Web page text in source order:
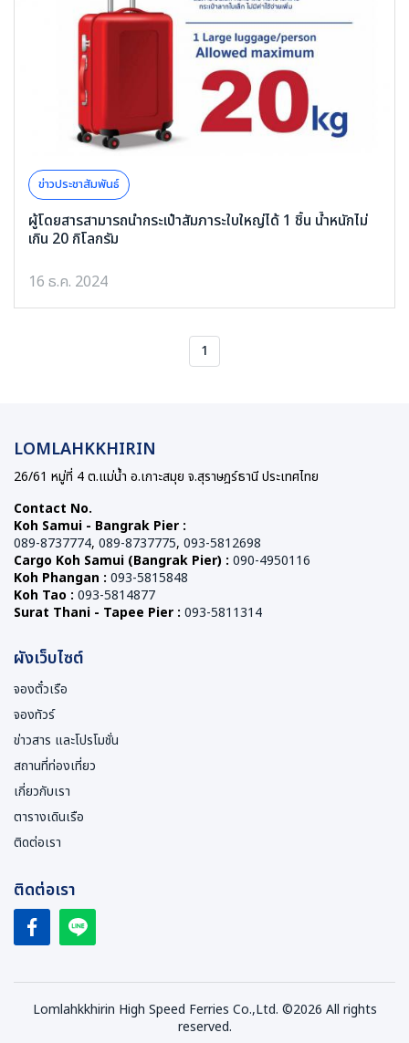
ข่าวประชาสัมพันธ์
ผู้โดยสารสามารถนำกระเป๋าสัมภาระใบใหญ่ได้ 1 ชิ้น น้ำหนักไม่
เกิน 20 กิโลกรัม
16 ธ.ค. 2024
1
LOMLAHKKHIRIN
26/61 หมู่ที่ 4 ต.แม่น้ำ อ.เกาะสมุย จ.สุราษฎร์ธานี ประเทศไทย
Contact No.
Koh Samui - Bangrak Pier :
089-8737774, 089-8737775, 093-5812698
Cargo Koh Samui (Bangrak Pier) : 090-4950116
Koh Phangan : 093-5815848
Koh Tao : 093-5814877
Surat Thani - Tapee Pier : 093-5811314
ผังเว็บไซต์
จองตั๋วเรือ
จองทัวร์
ข่าวสาร และโปรโมชั่น
สถานที่ท่องเที่ยว
เกี่ยวกับเรา
ตารางเดินเรือ
ติดต่อเรา
ติดต่อเรา
Lomlahkkhirin High Speed Ferries Co.,Ltd. ©2026 All rights
reserved.